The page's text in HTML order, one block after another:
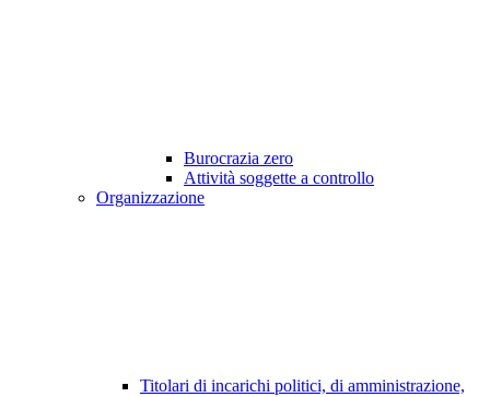
Burocrazia zero
Attività soggette a controllo
Organizzazione
Titolari di incarichi politici, di amministrazione,